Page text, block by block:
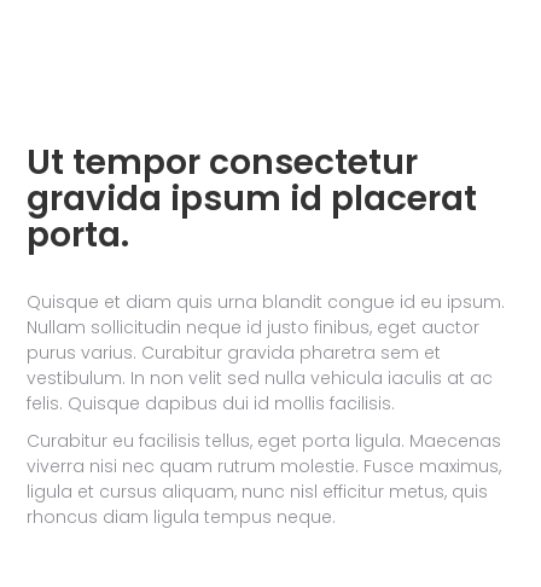
Ut tempor consectetur
gravida ipsum id placerat
porta.
Quisque et diam quis urna blandit congue id eu ipsum.
Nullam sollicitudin neque id justo finibus, eget auctor
purus varius. Curabitur gravida pharetra sem et
vestibulum. In non velit sed nulla vehicula iaculis at ac
felis. Quisque dapibus dui id mollis facilisis.
Curabitur eu facilisis tellus, eget porta ligula. Maecenas
viverra nisi nec quam rutrum molestie. Fusce maximus,
ligula et cursus aliquam, nunc nisl efficitur metus, quis
rhoncus diam ligula tempus neque.